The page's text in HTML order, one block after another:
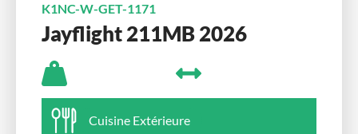
K1NC-W-GET-1171
Jayflight 211MB 2026
Cuisine Extérieure